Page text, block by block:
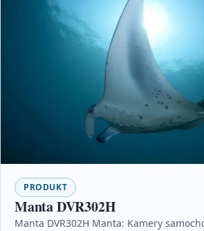
PRODUKT
Manta DVR302H
Manta DVR302H Manta: Kamery